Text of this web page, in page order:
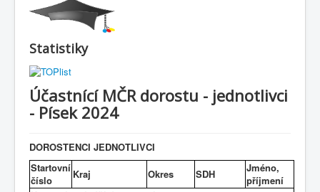
Statistiky
Účastnící MČR dorostu - jednotlivci
- Písek 2024
DOROSTENCI JEDNOTLIVCI
Startovní
číslo
Kraj Okres SDH
Jméno,
příjmení